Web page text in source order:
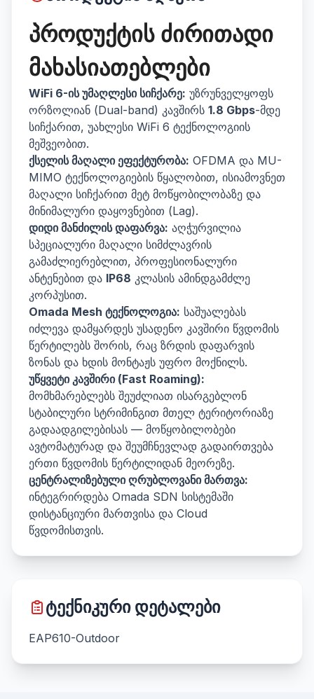
პროდუქტის ძირითადი
მახასიათებლები
WiFi 6-ის უმაღლესი სიჩქარე: უზრუნველყოფს
ორზოლიან (Dual-band) კავშირს 1.8 Gbps-მდე
სიჩქარით, უახლესი WiFi 6 ტექნოლოგიის
მეშვეობით.
ქსელის მაღალი ეფექტურობა: OFDMA და MU-
MIMO ტექნოლოგიების წყალობით, ისიამოვნეთ
მაღალი სიჩქარით მეტ მოწყობილობაზე და
მინიმალური დაყოვნებით (Lag).
დიდი მანძილის დაფარვა: აღჭურვილია
სპეციალური მაღალი სიმძლავრის
გამაძლიერებლით, პროფესიონალური
ანტენებით და IP68 კლასის ამინდგამძლე
კორპუსით.
Omada Mesh ტექნოლოგია: საშუალებას
იძლევა დამყარდეს უსადენო კავშირი წვდომის
წერტილებს შორის, რაც ზრდის დაფარვის
ზონას და ხდის მონტაჟს უფრო მოქნილს.
უწყვეტი კავშირი (Fast Roaming):
მომხმარებლებს შეუძლიათ ისარგებლონ
სტაბილური სტრიმინგით მთელ ტერიტორიაზე
გადაადგილებისას — მოწყობილობები
ავტომატურად და შეუმჩნევლად გადაირთვება
ერთი წვდომის წერტილიდან მეორეზე.
ცენტრალიზებული ღრუბლოვანი მართვა:
ინტეგრირდება Omada SDN სისტემაში
დისტანციური მართვისა და Cloud
წვდომისთვის.
ტექნიკური დეტალები
EAP610-Outdoor